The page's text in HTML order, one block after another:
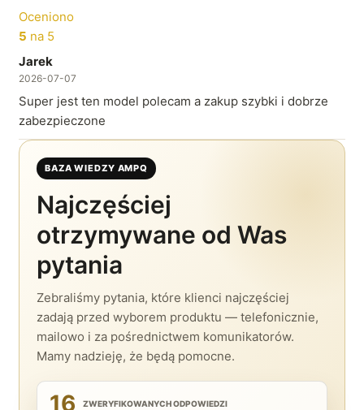
Oceniono
5 na 5
Jarek
2026-07-07
Super jest ten model polecam a zakup szybki i dobrze
zabezpieczone
BAZA WIEDZY AMPQ
Najczęściej
otrzymywane od Was
pytania
Zebraliśmy pytania, które klienci najczęściej
zadają przed wyborem produktu — telefonicznie,
mailowo i za pośrednictwem komunikatorów.
Mamy nadzieję, że będą pomocne.
16 ZWERYFIKOWANYCH ODPOWIEDZI